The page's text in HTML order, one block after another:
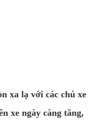
xa lạ với các chủ xe
xe ngày càng tăng,